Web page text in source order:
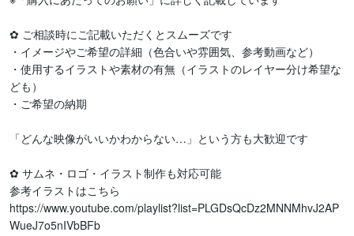
✿ ご相談時にご記載いただくとスムーズです
・イメージやご希望の詳細（色合いや雰囲気、参考動画など）
・使用するイラストや素材の有無（イラストのレイヤー分け希望な
ども）
・ご希望の納期
「どんな映像がいいかわからない…」という方も大歓迎です
✿ サムネ・ロゴ・イラスト制作も対応可能
参考イラストはこちら
https://www.youtube.com/playlist?list=PLGDsQcDz2MNNMhvJ2AP
WueJ7o5nIVbBFb